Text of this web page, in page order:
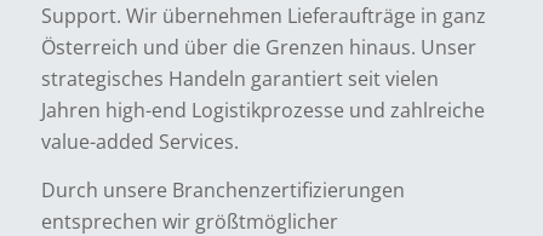
Support. Wir übernehmen Lieferaufträge in ganz
Österreich und über die Grenzen hinaus. Unser
strategisches Handeln garantiert seit vielen
Jahren high-end Logistikprozesse und zahlreiche
value-added Services.
Durch unsere Branchenzertifizierungen
entsprechen wir größtmöglicher